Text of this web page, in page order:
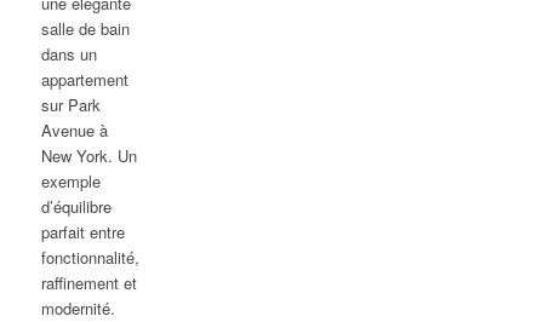
salle de bain
dans un
appartement
sur Park
Avenue à
New York. Un
exemple
d’équilibre
parfait entre
fonctionnalité,
raffinement et
modernité.